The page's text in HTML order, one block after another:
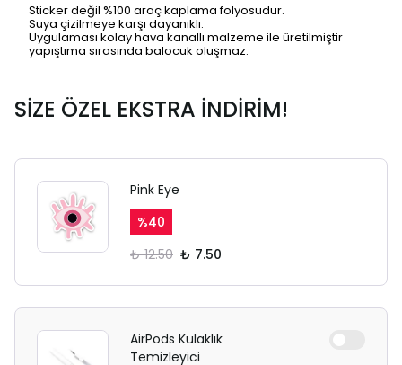
Sticker değil %100 araç kaplama folyosudur.
Suya çizilmeye karşı dayanıklı.
Uygulaması kolay hava kanallı malzeme ile üretilmiştir
yapıştıma sırasında balocuk oluşmaz.
SİZE ÖZEL EKSTRA İNDİRİM!
Pink Eye
%40
₺ 12.50 ₺ 7.50
AirPods Kulaklık
Temizleyici